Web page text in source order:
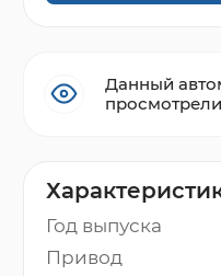
Год выпуска
Привод
Данный